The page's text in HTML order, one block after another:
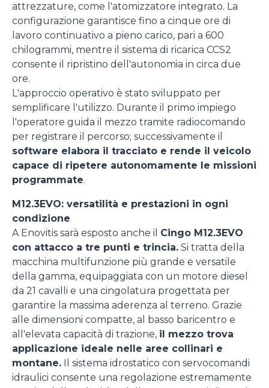
attrezzature, come l'atomizzatore integrato. La
configurazione garantisce fino a cinque ore di
lavoro continuativo a pieno carico, pari a 600
chilogrammi, mentre il sistema di ricarica CCS2
consente il ripristino dell'autonomia in circa due
ore.
L'approccio operativo è stato sviluppato per
semplificare l'utilizzo. Durante il primo impiego
l'operatore guida il mezzo tramite radiocomando
per registrare il percorso; successivamente il
software elabora il tracciato e rende il veicolo
capace di ripetere autonomamente le missioni
programmate.
M12.3EVO: versatilità e prestazioni in ogni
condizione
A Enovitis sarà esposto anche il Cingo M12.3EVO
con attacco a tre punti e trincia. Si tratta della
macchina multifunzione più grande e versatile
della gamma, equipaggiata con un motore diesel
da 21 cavalli e una cingolatura progettata per
garantire la massima aderenza al terreno. Grazie
alle dimensioni compatte, al basso baricentro e
all'elevata capacità di trazione, il mezzo trova
applicazione ideale nelle aree collinari e
montane. Il sistema idrostatico con servocomandi
idraulici consente una regolazione estremamente